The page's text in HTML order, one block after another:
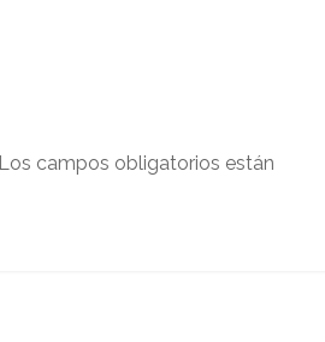
Los campos obligatorios están